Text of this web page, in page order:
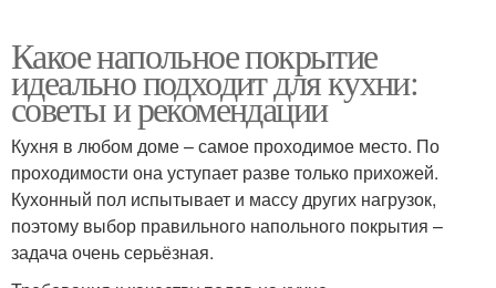
Какое напольное покрытие
идеально подходит для кухни:
советы и рекомендации
Кухня в любом доме – самое проходимое место. По
проходимости она уступает разве только прихожей.
Кухонный пол испытывает и массу других нагрузок,
поэтому выбор правильного напольного покрытия –
задача очень серьёзная.